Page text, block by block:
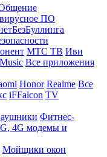
ПО
МТС ТВ Иви
Все приложения
Honor Realme Все
iFFalcon TV
Фитнес-
4G модемы и
Мойщики окон